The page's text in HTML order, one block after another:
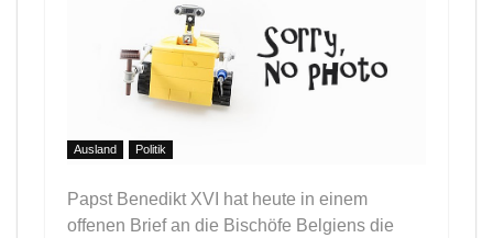
Ausland Politik
Papst Benedikt XVI hat heute in einem
offenen Brief an die Bischöfe Belgiens die